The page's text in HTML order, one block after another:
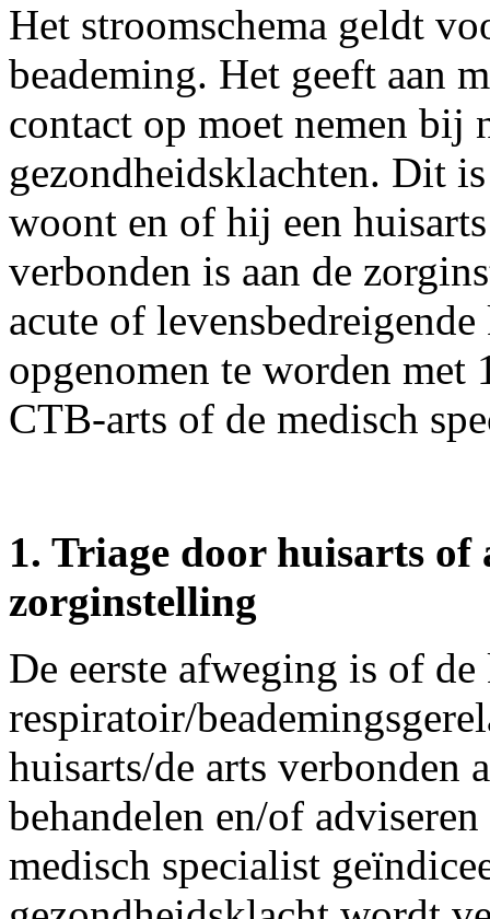
Het stroomschema geldt
beademing. Het geeft aan
contact op moet nemen bij
gezondheidsklachten. Dit
woont en of hij een
verbonden is aan de
acute of
opgenomen te worden met
CTB-arts of de medisch
1. Triage door huisarts of
zorginstelling
De eerste afweging is of
respiratoir/
huisarts/de arts verbonden
behandelen en/of
medisch specialist